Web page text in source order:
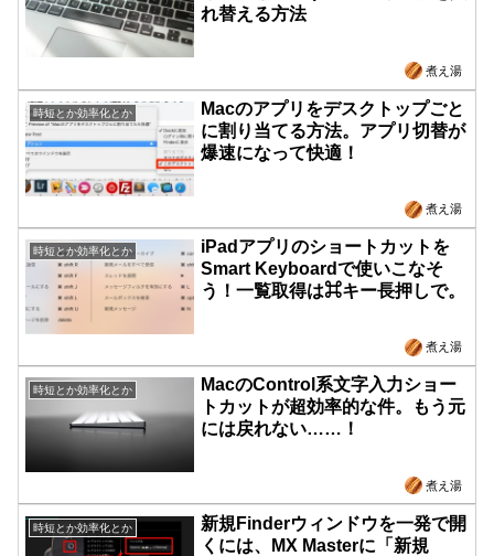
れ替える方法
煮え湯
時短とか効率化とか
Macのアプリをデスクトップごと
に割り当てる方法。アプリ切替が
爆速になって快適！
煮え湯
時短とか効率化とか
iPadアプリのショートカットを
Smart Keyboardで使いこなそ
う！一覧取得は⌘キー長押しで。
煮え湯
時短とか効率化とか
MacのControl系文字入力ショー
トカットが超効率的な件。もう元
には戻れない……！
煮え湯
時短とか効率化とか
新規Finderウィンドウを一発で開
くには、MX Masterに「新規